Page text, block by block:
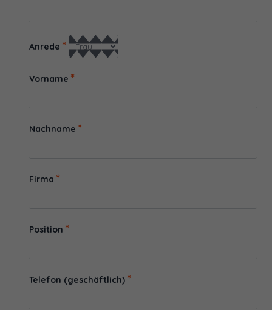
Anrede *
Vorname *
Nachname *
Firma *
Position *
Telefon (geschäftlich) *